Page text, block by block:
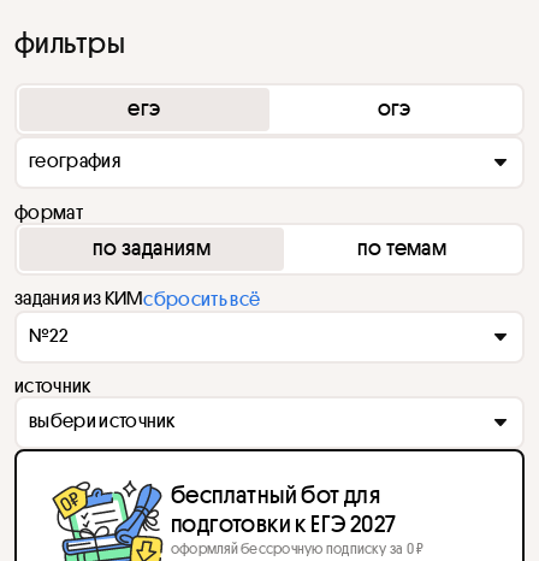
фильтры
егэ огэ
география
формат
по заданиям по темам
задания из КИМсбросить всё
№22
источник
выбери источник
бесплатный бот для
подготовки к ЕГЭ 2027
оформляй бессрочную подписку за 0 ₽